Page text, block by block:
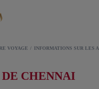
VOYAGE INFORMATIONS SUR LES
CHENNAI